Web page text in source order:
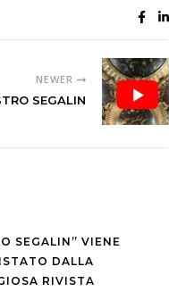
NEWER
SEGALIN
SEGALIN” VIENE
DALLA
RIVISTA